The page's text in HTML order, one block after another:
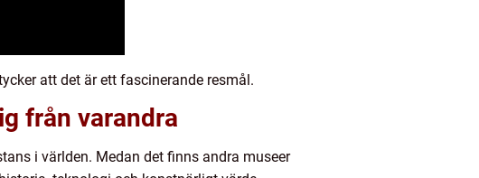
att det är ett fascinerande resmål.
från varandra
i världen. Medan det finns andra museer